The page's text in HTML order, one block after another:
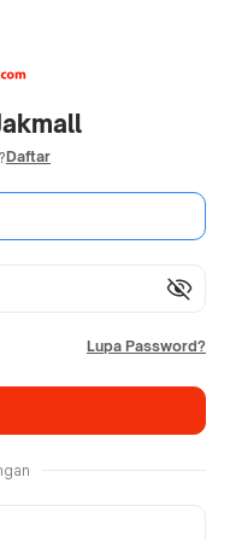
Daftar
visibility_off
Lupa Password?